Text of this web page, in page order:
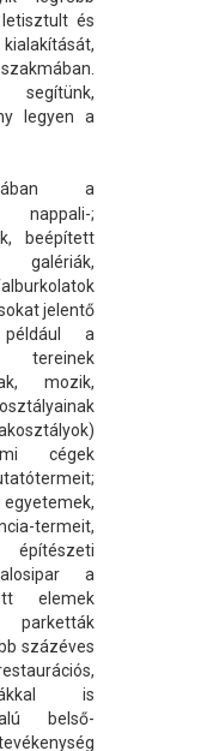
és
legyen a
a
nappali-;
beépített
galériák,
jelentő
a
mozik,
cégek
termeit,
építészeti
a
elemek
parketták
százéves
is
belső-